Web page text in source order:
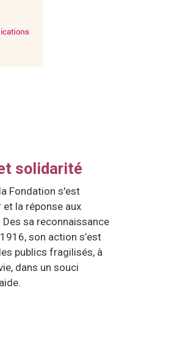
solidarité
Fondation s'est
la réponse aux
sa reconnaissance
son action s’est
publics fragilisés, à
dans un souci